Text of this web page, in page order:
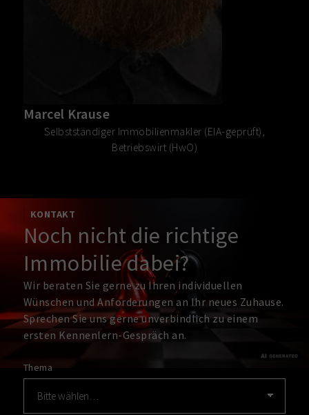
Marcel Krause
Selbstständiger Immobilienmakler (EIA-geprüft),
Betriebswirt (HwO)
KONTAKT
Noch nicht die richtige
Immobilie dabei?
Wir beraten Sie gerne zu Ihren individuellen
Wünschen und Anforderungen an Ihr neues Zuhause.
Sprechen Sie uns gerne unverbindlich zu einem
ersten Kennenlern-Gespräch an.
Thema